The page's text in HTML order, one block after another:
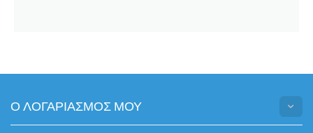
Ο ΛΟΓΑΡΙΑΣΜΟΣ ΜΟΥ